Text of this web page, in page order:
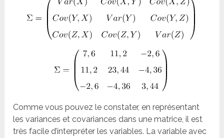
Comme vous pouvez le constater, en représentant
les variances et covariances dans une matrice, il est
très facile d’interpréter les variables. La variable avec